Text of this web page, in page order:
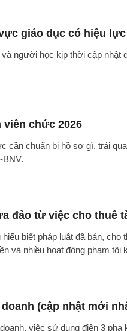
giáo dục có hiệu
người học kịp thời cập
chức 2026
cần chuẩn bị hồ sơ gì, trải
BNV.
đảo từ việc cho thuê
biết pháp luật đã bán,
và nhiều hoạt động phạm tội
(cập nhật mới
việc sử dụng điện 3